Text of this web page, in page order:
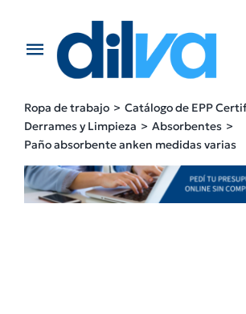
contentToggle
EMPRESA
PRODUCTOS
Ropa de trabajo
Catálogo de EPP
Derrames y Limpieza
Absorbentes
Paño absorbente anken medidas varias